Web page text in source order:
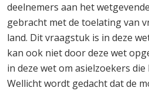
deelnemers aan het
gebracht met de toelating van
land. Dit vraagstuk is in deze
kan ook niet door deze wet
in deze wet om asielzoekers
Wellicht wordt gedacht dat de